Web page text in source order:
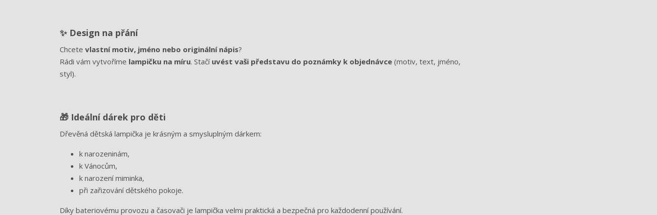
✨ Design na přání
Chcete vlastní motiv, jméno nebo originální nápis?
Rádi vám vytvoříme lampičku na míru. Stačí uvést vaši představu do poznámky k objednávce (motiv, text, jméno,
styl).
🎁 Ideální dárek pro děti
Dřevěná dětská lampička je krásným a smysluplným dárkem:
k narozeninám,
k Vánocům,
k narození miminka,
při zařizování dětského pokoje.
Díky bateriovému provozu a časovači je lampička velmi praktická a bezpečná pro každodenní používání.